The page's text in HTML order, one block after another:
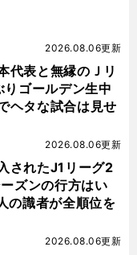
代表と無縁のＪリ
ゴールデン生中
ヘタな試合は見せ
2026.08.06更新
されたJ1リーグ2
ズンの行方はい
識者が全順位を
2026.08.06更新
2026.08.06更新